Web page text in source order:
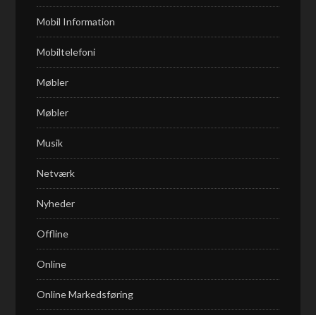
Mobil Information
Mobiltelefoni
Møbler
Møbler
Musik
Netværk
Nyheder
Offline
Online
Online Markedsføring